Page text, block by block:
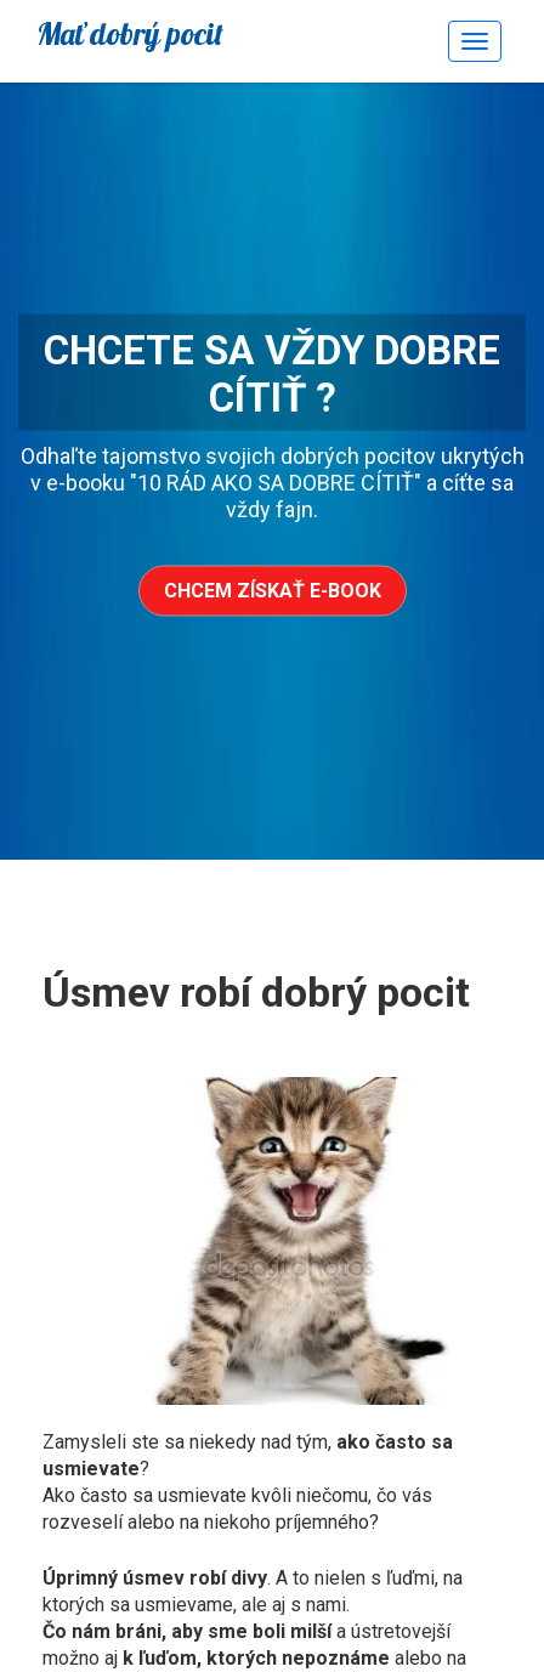
CHCETE SA VŽDY DOBRE
CÍTIŤ ?
Odhaľte tajomstvo svojich dobrých pocitov ukrytých
v e-booku "10 RÁD AKO SA DOBRE CÍTIŤ" a cíťte sa
vždy fajn.
CHCEM ZÍSKAŤ E-BOOK
Mať dobrý pocit
Toggle
Úsmev robí dobrý pocit
Zamysleli ste sa niekedy nad tým, ako často sa
usmievate?
Ako často sa usmievate kvôli niečomu, čo vás
rozveselí alebo na niekoho príjemného?
Úprimný úsmev robí divy. A to nielen s ľuďmi, na
ktorých sa usmievame, ale aj s nami.
Čo nám bráni, aby sme boli milšía ústretovejší
možno aj k ľuďom, ktorých nepoznáme alebo na